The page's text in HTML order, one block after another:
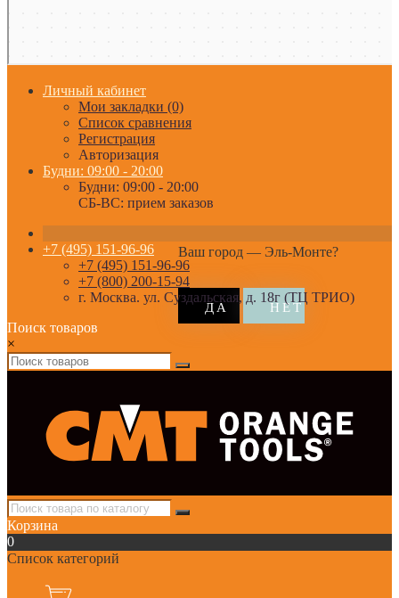
Личный кабинет
Мои закладки (0)
Список сравнения
Регистрация
Авторизация
Будни: 09:00 - 20:00
Будни: 09:00 - 20:00
СБ-ВС: прием заказов
Ваш город — Эль-Монте?
+7 (495) 151-96-96
+7 (495) 151-96-96
+7 (800) 200-15-94
г. Москва. ул. Суздальская, д. 18г (ТЦ ТРИО)
Поиск товаров
×
Корзина
0
Список категорий